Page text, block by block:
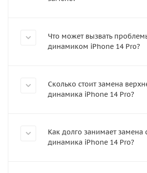
Что может вызвать
динамиком iPhone 14 Pro?
Сколько стоит замена
динамика iPhone 14 Pro?
Как долго занимает замена
динамика iPhone 14 Pro?